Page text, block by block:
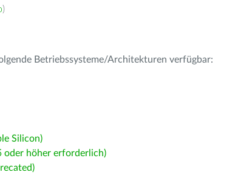
)
Betriebssysteme/Architekturen verfügbar:
Silicon)
oder höher erforderlich)